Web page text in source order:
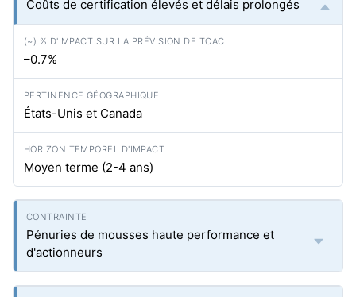
Coûts de certification élevés et délais prolongés
–0.7%
États-Unis et Canada
Moyen terme (2-4 ans)
Pénuries de mousses haute performance et
d'actionneurs